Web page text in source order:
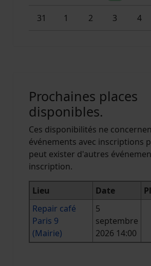
31 1 2 3
Un 4
Prochaines places
disponibles.
Ces disponibilités ne
événements avec inscriptions
peut exister d'autres
inscription.
Lieu Date
Repair café
Paris 9
(Mairie)
5
septembre
2026 14:00